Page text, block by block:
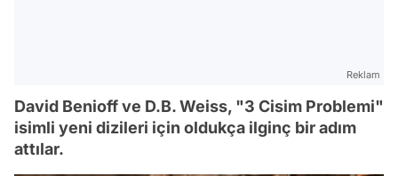
Reklam
David Benioff ve D.B. Weiss, "3 Cisim Problemi"
isimli yeni dizileri için oldukça ilginç bir adım
attılar.